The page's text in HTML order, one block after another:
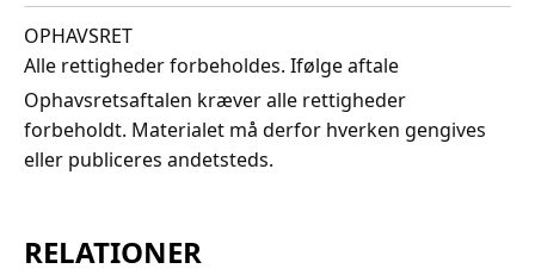
OPHAVSRET
Alle rettigheder forbeholdes. Ifølge aftale
Ophavsretsaftalen kræver alle rettigheder
forbeholdt. Materialet må derfor hverken gengives
eller publiceres andetsteds.
RELATIONER